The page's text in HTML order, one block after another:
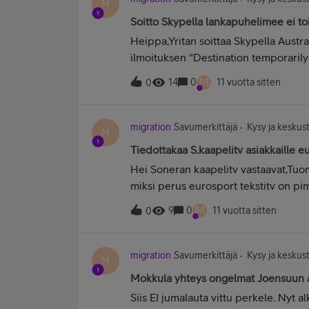
M
Soitto Skypella lankapuhelimee ei
Heippa,Yritan soittaa Skypella
ilmoituksen "Destination
lankapuhelimeen toimii hyvin.
blokannut, kun soitot ilman Skypea
paremminkin "permanently
etukateen.
0 14 0 M 11 vuotta sitten
M migration Savumerkittäjä Kysy ja
Tiedottakaa S.kaapelitv asiakkaille
Hei Soneran kaapelitv
miksi perus eurosport tekstitv on
sivuilenne.asiakkaille tiedoksi.
TIEDOTTAKAA Asiakkailenne, jos/
toistaiseksi pois käytöstä. Vielä
päätökset myös Suomea koskien
tältä sivulta.ja osoitteesta:( http://
0 9 0 M 11 vuotta sitten
M migration Savumerkittäjä Kysy ja
Mokkula yhteys ongelmat Joensuun
Siis EI jumalauta vittu perkele. Nyt